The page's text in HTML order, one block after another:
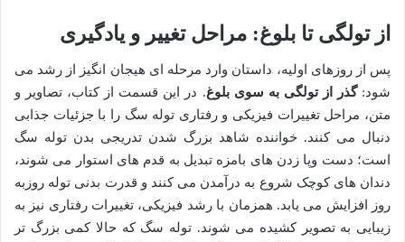
از تولگی تا بلوغ: مراحل تغییر و یادگیری
پس از روزهای اولیه، داستان وارد مرحله ای هیجان انگیز از رشد می
شود:گذر از تولگی به سوی بلوغ. در این قسمت از کتاب، تصاویر و
متن، مراحل تغییرات فیزیکی و رفتاری توله سگ را با جزئیات جذابی
دنبال می کنند. خواننده شاهد بزرگ شدن تدریجی بدن توله سگ
است؛ دست وپا زدن های بامزه تبدیل به قدم های استوار می شوند،
دندان های کوچک شروع به درآمدن می کنند و قدرت بدنی توله روزبه
روز افزایش می یابد. همزمان با رشد فیزیکی، تغییرات رفتاری نیز به
زیبایی به تصویر کشیده می شوند. توله سگ که حالا کمی بزرگ تر